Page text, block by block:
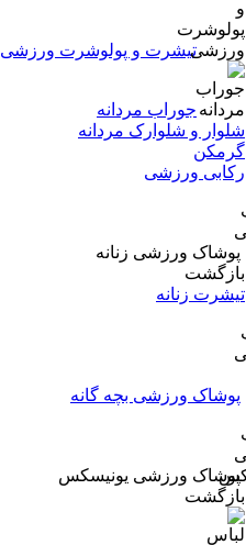
تیشرت و پولوشرت ورزشی
جوراب مردانه
شلوار و شلوارک مردانه
گرمکن
رکابی ورزشی
پوشاک ورزشی زنانه
بازگشت
تیشرت زنانه
پوشاک ورزشی بچه گانه
پوشاک ورزشی یونیسکس
بازگشت